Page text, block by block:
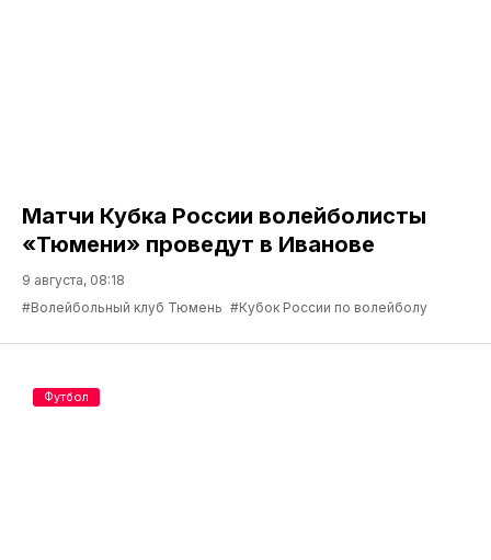
Матчи Кубка России волейболисты
«Тюмени» проведут в Иванове
9 августа, 08:18
#Волейбольный клуб Тюмень #Кубок России по волейболу
Футбол